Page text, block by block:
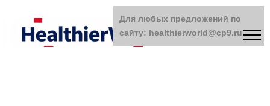
Для любых предложений по
сайту: healthierworld@cp9.ru